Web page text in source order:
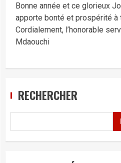
Bonne année et ce glorieux
apporte bonté et prospérité à
Cordialement, l’honorable
Mdaouchi
RECHERCHER